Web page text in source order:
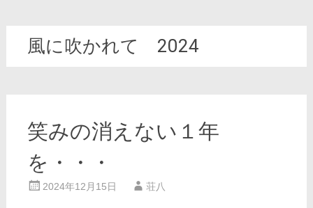
風に吹かれて 2024
笑みの消えない１年
を・・・
2024年12月15日 荘八